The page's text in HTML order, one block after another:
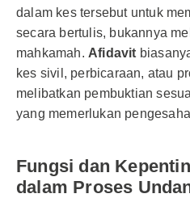
dalam kes tersebut untuk
secara bertulis, bukannya
mahkamah. Afidavit
kes sivil, perbicaraan, atau
melibatkan pembuktian
yang memerlukan
Fungsi dan
dalam Proses